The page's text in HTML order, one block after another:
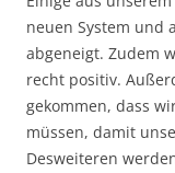
neuen System und
abgeneigt. Zudem
recht positiv.
gekommen, dass
müssen, damit
Desweiteren